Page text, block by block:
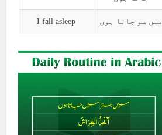
I fall asleep میں سو جاتا ہوں